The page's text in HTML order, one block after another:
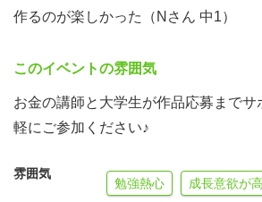
作るのが楽しかった（Nさん 中1）
このイベントの雰囲気
お金の講師と大学生が作品応募まで
軽にご参加ください♪
雰囲気
勉強熱心 成長意欲が